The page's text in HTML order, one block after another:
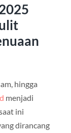
hingga
menjadi
ini
dirancang